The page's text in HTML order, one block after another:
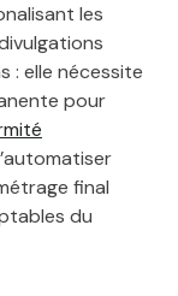
les
: elle nécessite
pour
final
du